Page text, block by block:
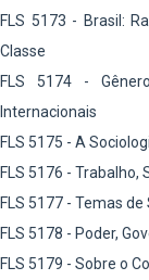
FLS 5173 - Brasil:
Classe
FLS 5174 -
Internacionais
FLS 5175 - A
FLS 5176 - Trabalho,
FLS 5177 - Temas
FLS 5178 - Poder,
FLS 5179 - Sobre o